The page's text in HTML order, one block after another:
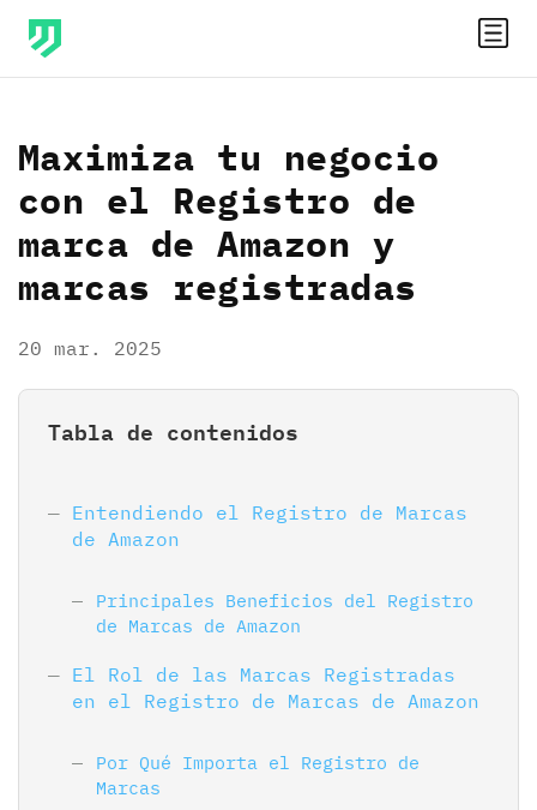
Maximiza tu negocio
con el Registro de
marca de Amazon y
marcas registradas
20 mar. 2025
Tabla de contenidos
Entendiendo el Registro de Marcas
de Amazon
Principales Beneficios del Registro
de Marcas de Amazon
El Rol de las Marcas Registradas
en el Registro de Marcas de Amazon
Por Qué Importa el Registro de
Marcas